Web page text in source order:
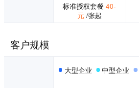
标准授权套餐 40-
元/张起
客户规模
大型企业 中型企业